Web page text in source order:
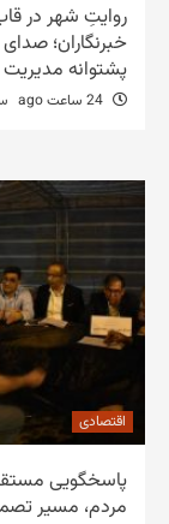
روایتِ شهر در
خبرنگاران؛
پشتوانه
اقتصادی
پاسخگویی
مردم، مسیر